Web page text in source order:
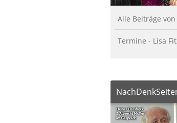
Alle Beiträge von
Termine - Lisa